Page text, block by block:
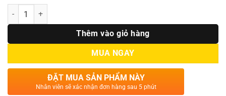
Số lượng
Thêm vào giỏ hàng
MUA NGAY
ĐẶT MUA SẢN PHẨM NÀY
Nhân viên sẽ xác nhận đơn hàng sau 5 phút